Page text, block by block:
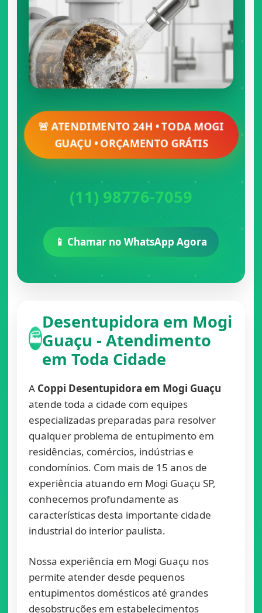
🚨 ATENDIMENTO 24H • TODA MOGI
GUAÇU • ORÇAMENTO GRÁTIS
(11) 98776-7059
📱 Chamar no WhatsApp Agora
🏭
Desentupidora em Mogi
Guaçu - Atendimento
em Toda Cidade
A Coppi Desentupidora em Mogi Guaçu
atende toda a cidade com equipes
especializadas preparadas para resolver
qualquer problema de entupimento em
residências, comércios, indústrias e
condomínios. Com mais de 15 anos de
experiência atuando em Mogi Guaçu SP,
conhecemos profundamente as
características desta importante cidade
industrial do interior paulista.
Nossa experiência em Mogi Guaçu nos
permite atender desde pequenos
entupimentos domésticos até grandes
desobstruções em estabelecimentos